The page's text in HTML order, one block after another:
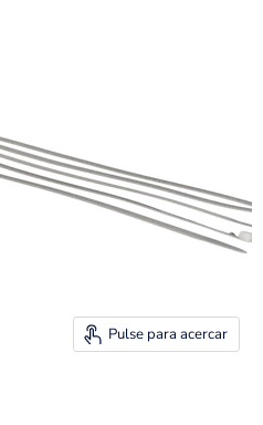
Pulse para acercar